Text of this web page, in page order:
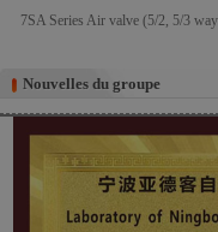
4STA Series,Air valve,3/2 way
Nouvelles du groupe
Nouvelles du groupe